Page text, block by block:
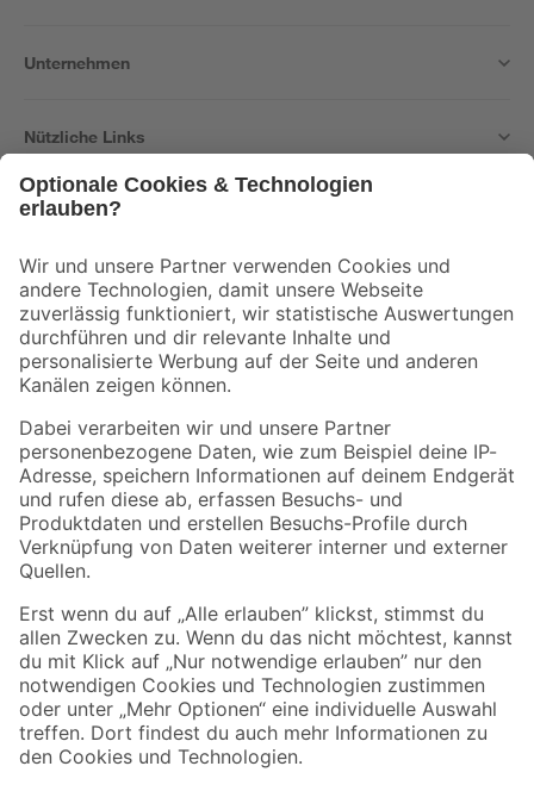
Unternehmen
Nützliche Links
Der toom Newsletter: Keine Angebote und Aktionen mehr verpassen!
Zur Newsletter Anmeldung
Folge uns
Zahlungsarten Versandarten
Sicher einkaufen
Jetzt die toom-App herunterladen